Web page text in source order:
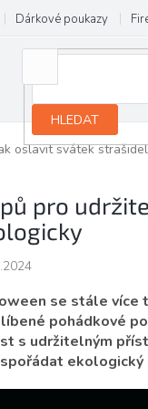
Dárkové poukazy
HLEDAT
oslavit svátek
pro
se stále více
pohádkové
s udržitelným